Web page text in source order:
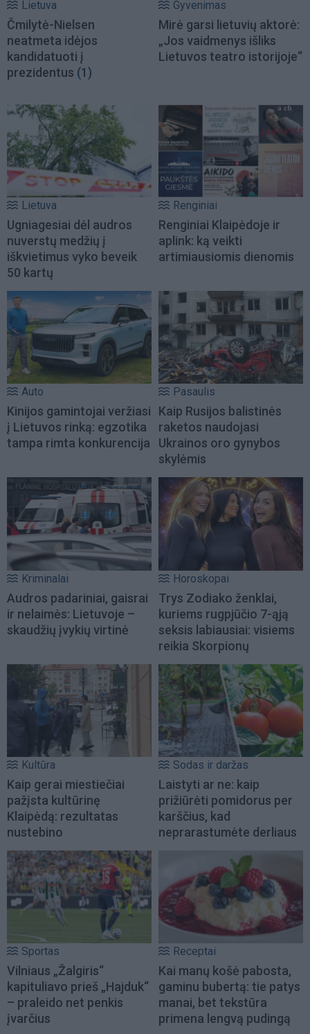
Lietuva
Čmilytė-Nielsen
neatmeta idėjos
kandidatuoti į
prezidentus (1)
Gyvenimas
Mirė garsi lietuvių aktorė:
„Jos vaidmenys išliks
Lietuvos teatro istorijoje“
Lietuva
Ugniagesiai dėl audros
nuverstų medžių į
iškvietimus vyko beveik
50 kartų
Renginiai
Renginiai Klaipėdoje ir
aplink: ką veikti
artimiausiomis dienomis
Auto
Kinijos gamintojai veržiasi
į Lietuvos rinką: egzotika
tampa rimta konkurencija
Pasaulis
Kaip Rusijos balistinės
raketos naudojasi
Ukrainos oro gynybos
skylėmis
Kriminalai
Audros padariniai, gaisrai
ir nelaimės: Lietuvoje –
skaudžių įvykių virtinė
Horoskopai
Trys Zodiako ženklai,
kuriems rugpjūčio 7-ąją
seksis labiausiai: visiems
reikia Skorpionų
Kultūra
Kaip gerai miestiečiai
pažįsta kultūrinę
Klaipėdą: rezultatas
nustebino
Sodas ir daržas
Laistyti ar ne: kaip
prižiūrėti pomidorus per
karščius, kad
neprarastumėte derliaus
Sportas
Vilniaus „Žalgiris“
kapituliavo prieš „Hajduk“
– praleido net penkis
įvarčius
Receptai
Kai manų košė pabosta,
gaminu bubertą: tie patys
manai, bet tekstūra
primena lengvą pudingą